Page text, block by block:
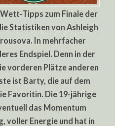
Tipps zum Finale der
Statistiken von Ashleigh
In mehrfacher
Endspiel. Denn in der
vorderen Plätze anderen
ist Barty, die auf dem
Favoritin. Die 19-jährige
das Momentum
voller Energie und hat in